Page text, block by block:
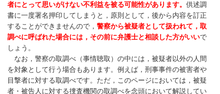
者にとって思いがけない不利益を被る可能性があります。 供述調
書に一度署名押印してしまうと，原則として，後から内容を訂正
することができませんので， 警察から被疑者として扱われて，取
調べに呼ばれた場合には，その前に弁護士と相談した方がいいで
しょう。
なお，警察の取調べ（事情聴取）の中には，被疑者以外の人間
を対象として行う場合もあります。例えば，刑事事件の被害者や
目撃者に対する取調べです。ただ，このページにおいては，被疑
者・被告人に対する捜査機関の取調べを念頭において解説してい